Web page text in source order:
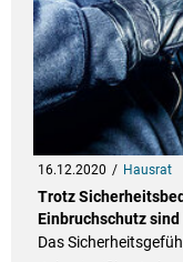
16.12.2020 Hausrat
Trotz
Einbruchschutz
Das